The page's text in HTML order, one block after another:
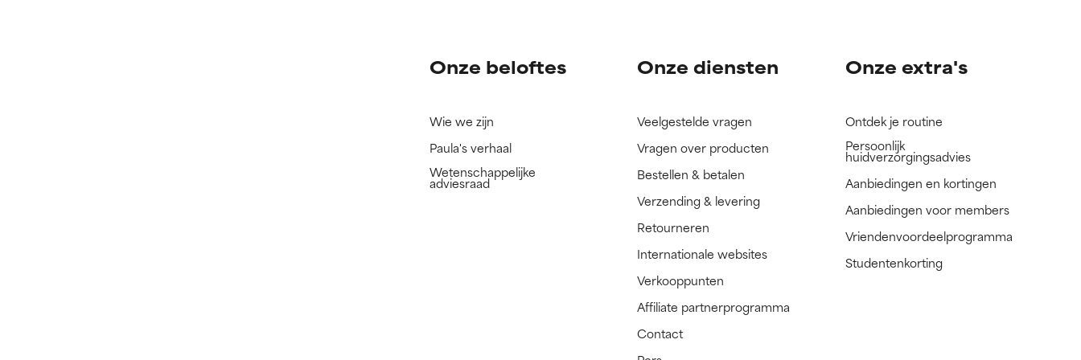
Onze beloftes
Wie we zijn
Paula's verhaal
Wetenschappelijke
adviesraad
Onze diensten
Veelgestelde vragen
Vragen over producten
Bestellen & betalen
Verzending & levering
Retourneren
Internationale websites
Verkooppunten
Affiliate partnerprogramma
Contact
Onze extra's
Ontdek je routine
Persoonlijk
huidverzorgingsadvies
Aanbiedingen en kortingen
Aanbiedingen voor members
Vriendenvoordeelprogramma
Studentenkorting